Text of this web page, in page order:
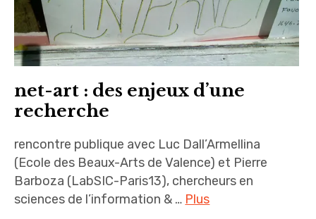
net-art : des enjeux d’une
recherche
rencontre publique avec Luc Dall’Armellina
(Ecole des Beaux-Arts de Valence) et Pierre
Barboza (LabSIC-Paris13), chercheurs en
sciences de l’information & … Plus